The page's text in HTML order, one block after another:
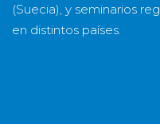
(Suecia), y seminarios
en distintos países.